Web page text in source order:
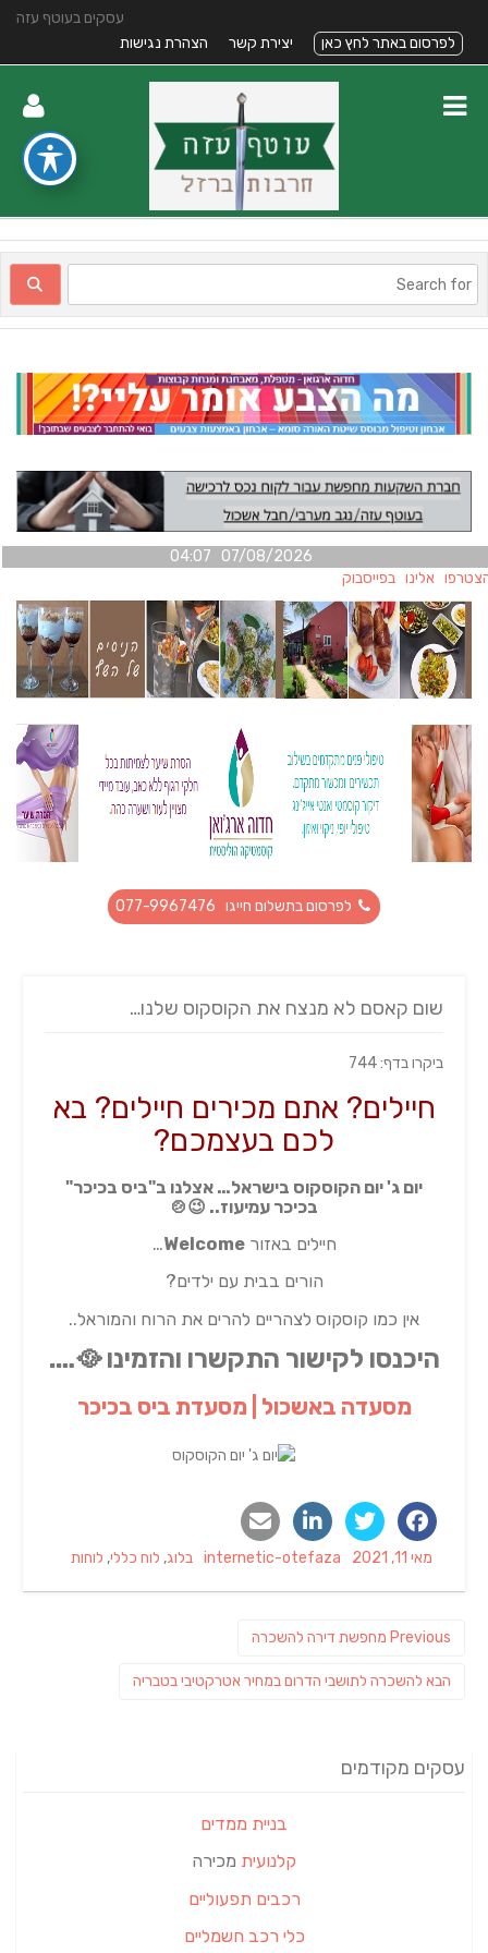
עסקים בעוטף עזה
לפרסום באתר לחץ כאן
יצירת קשר הצהרת נגישות
07/08/2026 04:07
אלינו בפייסבוק
לפרסום בתשלום חייגו 077-9967476
שום קאסם לא מנצח את הקוסקוס שלנו…
ביקרו בדף: 744
חיילים? אתם מכירים חיילים? בא
לכם בעצמכם?
יום ג' יום הקוסקוס בישראל… אצלנו ב"ביס בכיכר"
בכיכר עמיעוז.. 😉🍲
חיילים באזורWelcome
…
הורים בבית עם ילדים?
אין כמו קוסקוס לצהריים להרים את הרוח והמוראל..
היכנסו לקישור התקשרו והזמינו 🥘….
מסעדה באשכול | מסעדת ביס בכיכר
Posted
מאי 11, 2021 Author
internetic-otefaza
Categories
בלוג, לוח כללי, לוחות
Previous
Previous
מחפשת דירה להשכרה
הבא פוסט
להשכרה לתושבי הדרום במחיר אטרקטיבי בטבריה
עסקים מקודמים
בניית ממדים
קלנועית מכירה
רכבים תפעוליים
כלי רכב חשמליים